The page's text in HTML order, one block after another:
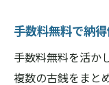
手数料無料で納
手数料無料を活か
複数の古銭をまと